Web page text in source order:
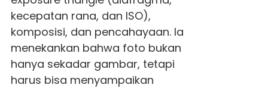
kecepatan rana, dan ISO),
komposisi, dan pencahayaan. Ia
menekankan bahwa foto bukan
hanya sekadar gambar, tetapi
harus bisa menyampaikan